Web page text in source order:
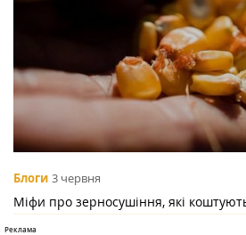
Блоги 3 червня
Міфи про зерносушіння, які